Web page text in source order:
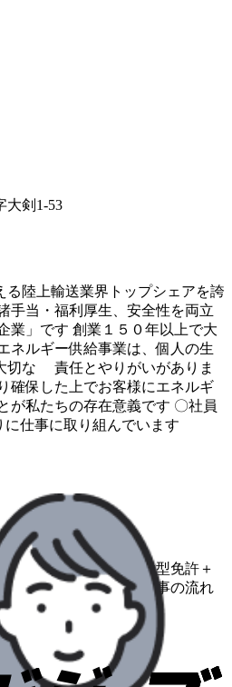
大剣1-53
る陸上輸送業界トップシェアを誇
手当・福利厚生、安全性を両立
業」です 創業１５０年以上で大
ネルギー供給事業は、個人の生
切な 責任とやりがいがありま
確保した上でお客様にエネルギ
私たちの存在意義です 〇社員
に仕事に取り組んでいます
石油輸送で貢献】 ・大型免許＋
かせます。 ・一日の仕事の流れ
い。 https://youtu.be/-
たい